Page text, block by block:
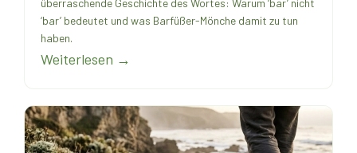
überraschende Geschichte des Wortes: Warum ‘bar’ nicht
‘bar’ bedeutet und was Barfüßer-Mönche damit zu tun
haben.
Weiterlesen →